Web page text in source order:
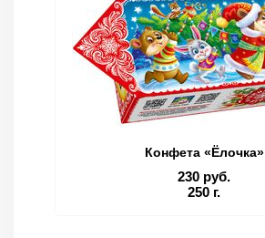
Конфета «Ёлочка»
230 руб.
250 г.